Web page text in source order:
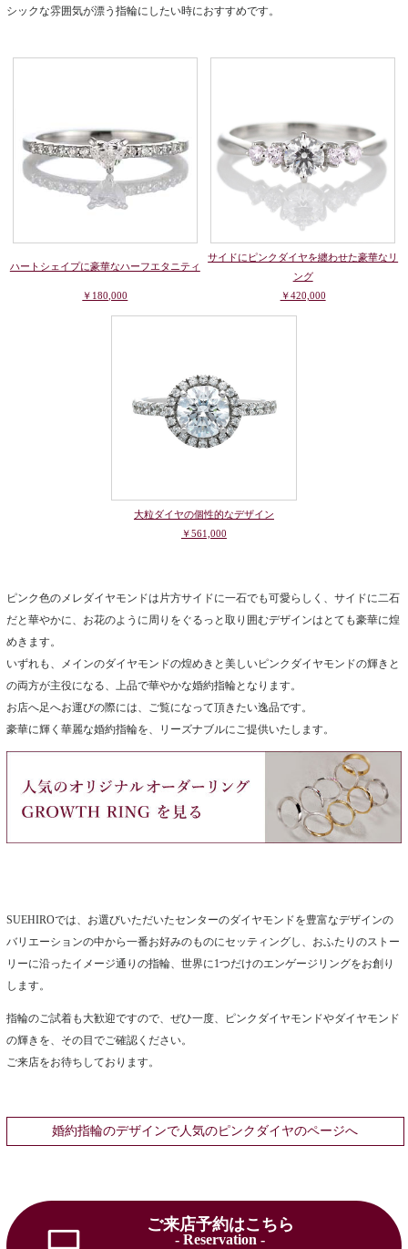
シックな雰囲気が漂う指輪にしたい時におすすめです。
ハートシェイプに豪華なハーフエタニティ
￥180,000
サイドにピンクダイヤを纏わせた豪華なリ
ング
￥420,000
大粒ダイヤの個性的なデザイン
￥561,000
ピンク色のメレダイヤモンドは片方サイドに一石でも可愛らしく、サイドに二石
だと華やかに、お花のように周りをぐるっと取り囲むデザインはとても豪華に煌
めきます。
いずれも、メインのダイヤモンドの煌めきと美しいピンクダイヤモンドの輝きと
の両方が主役になる、上品で華やかな婚約指輪となります。
お店へ足へお運びの際には、ご覧になって頂きたい逸品です。
豪華に輝く華麗な婚約指輪を、リーズナブルにご提供いたします。
SUEHIROでは、お選びいただいたセンターのダイヤモンドを豊富なデザインの
バリエーションの中から一番お好みのものにセッティングし、おふたりのストー
リーに沿ったイメージ通りの指輪、世界に1つだけのエンゲージリングをお創り
します。
指輪のご試着も大歓迎ですので、ぜひ一度、ピンクダイヤモンドやダイヤモンド
の輝きを、その目でご確認ください。
ご来店をお待ちしております。
婚約指輪のデザインで人気のピンクダイヤのページへ
ご来店予約はこちら
- Reservation -